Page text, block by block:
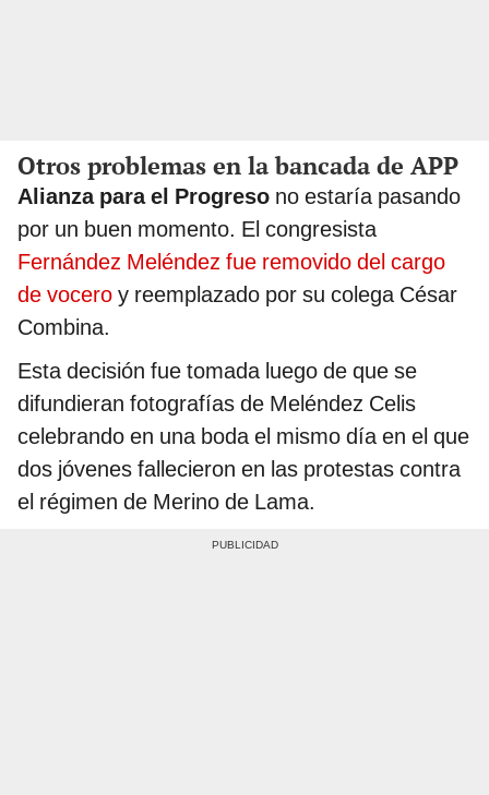
Otros problemas en la bancada de APP
Alianza para el Progreso no estaría pasando
por un buen momento. El congresista
Fernández Meléndez fue removido del cargo
de vocero y reemplazado por su colega César
Combina.
Esta decisión fue tomada luego de que se
difundieran fotografías de Meléndez Celis
celebrando en una boda el mismo día en el que
dos jóvenes fallecieron en las protestas contra
el régimen de Merino de Lama.